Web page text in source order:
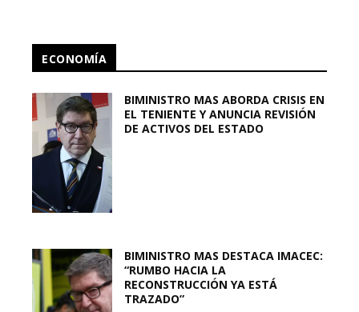
ECONOMÍA
BIMINISTRO MAS ABORDA CRISIS EN
EL TENIENTE Y ANUNCIA REVISIÓN
DE ACTIVOS DEL ESTADO
BIMINISTRO MAS DESTACA IMACEC:
“RUMBO HACIA LA
RECONSTRUCCIÓN YA ESTÁ
TRAZADO”